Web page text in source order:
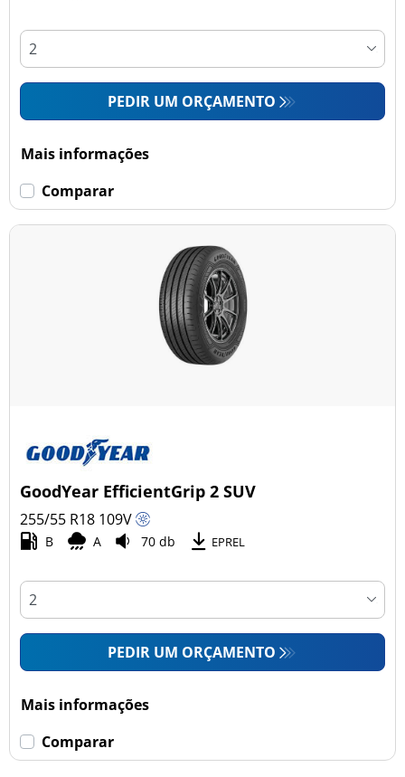
PEDIR UM ORÇAMENTO
Mais informações
Comparar
GoodYear EfficientGrip 2 SUV
255/55 R18 109V
B A 70 db EPREL
PEDIR UM ORÇAMENTO
Mais informações
Comparar